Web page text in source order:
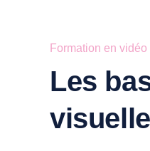
Formation en vidéo
Les